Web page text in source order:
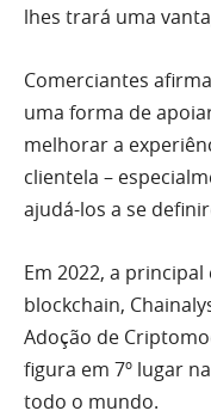
lhes trará uma
Comerciantes
uma forma de
melhorar a
clientela –
ajudá-los a se
Em 2022, a
blockchain,
Adoção de
figura em 7º lugar
todo o mundo.